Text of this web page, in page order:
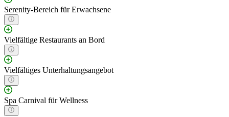
Serenity-Bereich für Erwachsene
Vielfältige Restaurants an Bord
Vielfältiges Unterhaltungsangebot
Spa Carnival für Wellness